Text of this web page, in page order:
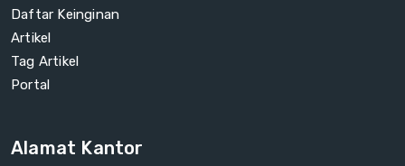
Daftar Keinginan
Artikel
Tag Artikel
Portal
Alamat Kantor